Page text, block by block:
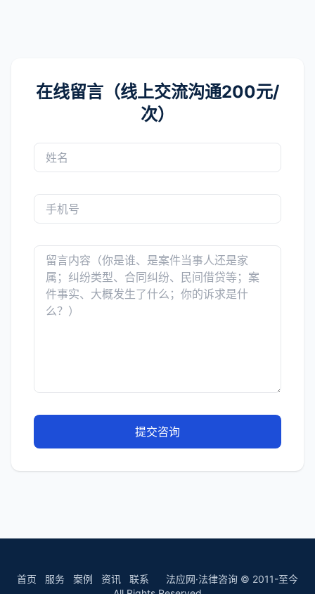
在线留言（线上交流沟通200元/
次）
提交咨询
首页 服务 案例 资讯 联系 法应网·法律咨询 © 2011-至今